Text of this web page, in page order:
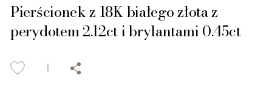
Pierścionek z 18K białego złota z
perydotem 2.12ct i brylantami 0.45ct